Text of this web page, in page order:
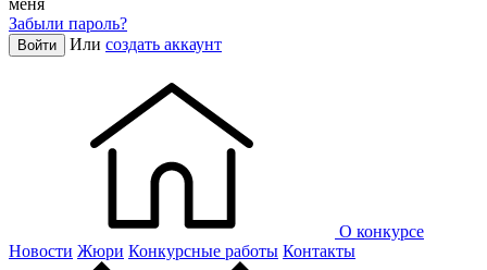
Забыли пароль?
Войти Или создать аккаунт
О конкурсе
Новости Жюри Конкурсные работы Контакты